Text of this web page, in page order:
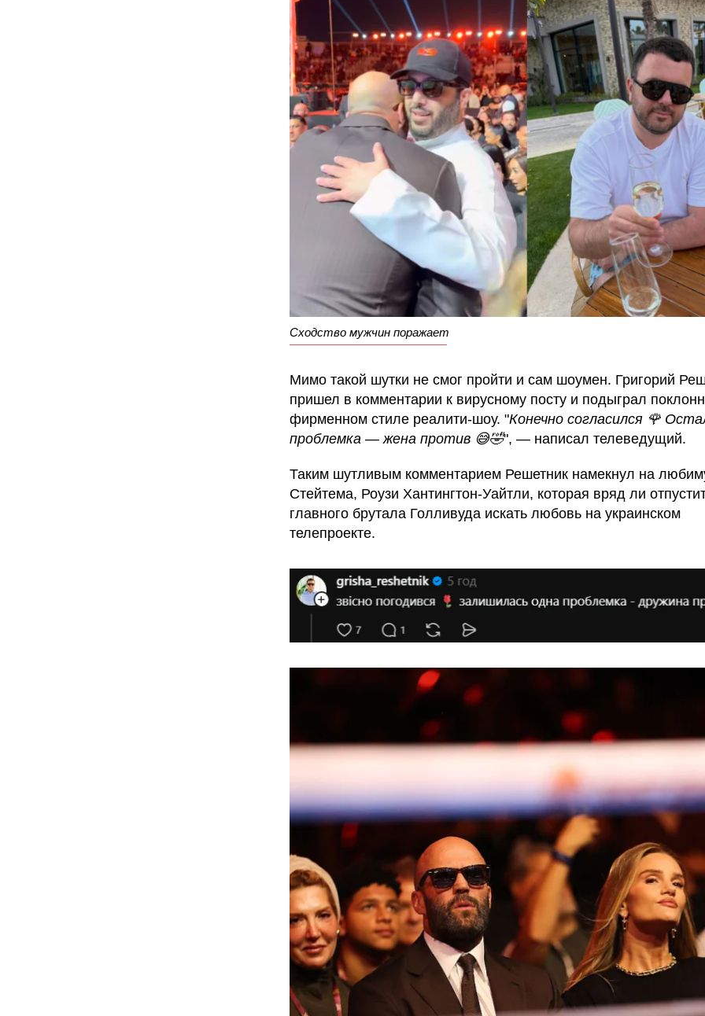
Сходство мужчин поражает
Мимо такой шутки не смог пройти и сам шоумен. Григорий
пришел в комментарии к вирусному посту и подыграл
фирменном стиле реалити-шоу. "Конечно согласился 🌹
проблемка — жена против 😅🤣", — написал телеведущий.
Таким шутливым комментарием Решетник намекнул на
Стейтема, Роузи Хантингтон-Уайтли, которая вряд ли
главного брутала Голливуда искать любовь на украинском
телепроекте.